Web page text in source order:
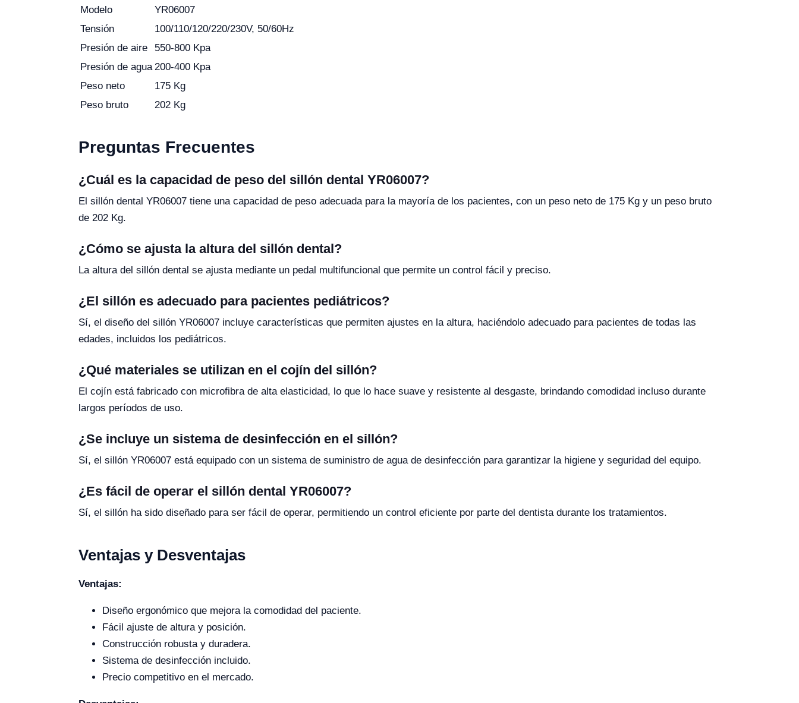
Modelo
YR06007
Tensión
100/110/120/220/230V, 50/60Hz
Presión de aire
550-800 Kpa
Presión de agua 200-400 Kpa
Peso neto
175 Kg
Peso bruto
202 Kg
Preguntas Frecuentes
¿Cuál es la capacidad de peso del sillón dental YR06007?
El sillón dental YR06007 tiene una capacidad de peso adecuada para la mayoría de los pacientes, con un peso neto de 175 Kg y un peso bruto
de 202 Kg.
¿Cómo se ajusta la altura del sillón dental?
La altura del sillón dental se ajusta mediante un pedal multifuncional que permite un control fácil y preciso.
¿El sillón es adecuado para pacientes pediátricos?
Sí, el diseño del sillón YR06007 incluye características que permiten ajustes en la altura, haciéndolo adecuado para pacientes de todas las
edades, incluidos los pediátricos.
¿Qué materiales se utilizan en el cojín del sillón?
El cojín está fabricado con microfibra de alta elasticidad, lo que lo hace suave y resistente al desgaste, brindando comodidad incluso durante
largos períodos de uso.
¿Se incluye un sistema de desinfección en el sillón?
Sí, el sillón YR06007 está equipado con un sistema de suministro de agua de desinfección para garantizar la higiene y seguridad del equipo.
¿Es fácil de operar el sillón dental YR06007?
Sí, el sillón ha sido diseñado para ser fácil de operar, permitiendo un control eficiente por parte del dentista durante los tratamientos.
Ventajas y Desventajas
Ventajas:
Diseño ergonómico que mejora la comodidad del paciente.
Fácil ajuste de altura y posición.
Construcción robusta y duradera.
Sistema de desinfección incluido.
Precio competitivo en el mercado.